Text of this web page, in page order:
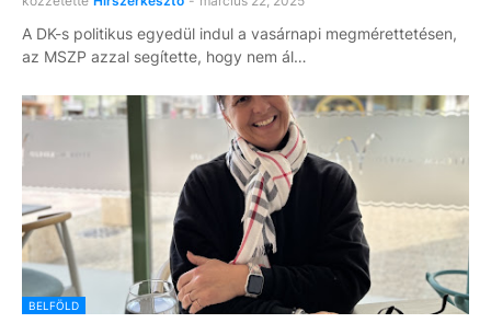
A DK-s politikus egyedül indul a vasárnapi megmérettetésen,
az MSZP azzal segítette, hogy nem ál…
BELFÖLD